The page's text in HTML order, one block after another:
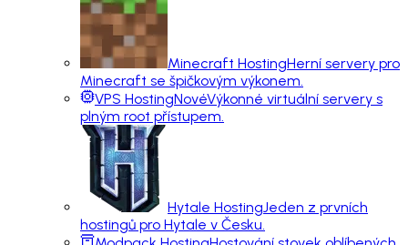
Minecraft HostingHerní servery pro
Minecraft se špičkovým výkonem.
VPS HostingNovéVýkonné virtuální servery s
plným root přístupem.
Hytale HostingJeden z prvních
hostingů pro Hytale v Česku.